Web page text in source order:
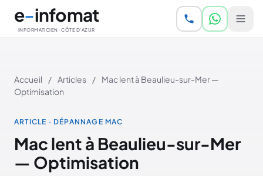
Aller au contenu principal
e-infomat
INFORMATICIEN · CÔTE D'AZUR
Accueil / Articles /
Mac lent à Beaulieu-sur-Mer —
Optimisation
ARTICLE · DÉPANNAGE MAC
Mac lent à Beaulieu-sur-Mer
— Optimisation